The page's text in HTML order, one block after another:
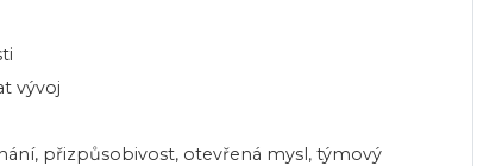
vývoj
přizpůsobivost, otevřená mysl, týmový